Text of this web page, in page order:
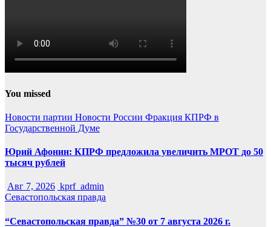
You missed
Новости партии Новости России Фракция КПРФ в
Государственной Думе
Юрий Афонин: КПРФ предложила увеличить МРОТ до 50
тысяч рублей
Авг 7, 2026 kprf_admin
Севастопольская правда
“Севастопольская правда” №30 от 7 августа 2026 г.